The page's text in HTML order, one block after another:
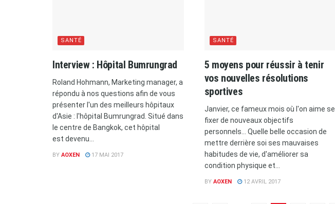
SANTÉ
Interview : Hôpital Bumrungrad
Roland Hohmann, Marketing manager, a
répondu à nos questions afin de vous
présenter l'un des meilleurs hôpitaux
d'Asie : l'hôpital Bumrungrad. Situé dans
le centre de Bangkok, cet hôpital
est devenu...
BY AOXEN 17 MAI 2017
SANTÉ
5 moyens pour réussir à tenir
vos nouvelles résolutions
sportives
Janvier, ce fameux mois où l'on aime se
fixer de nouveaux objectifs
personnels... Quelle belle occasion de
mettre derrière soi ses mauvaises
habitudes de vie, d'améliorer sa
condition physique et...
BY AOXEN 12 AVRIL 2017